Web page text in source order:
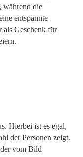
während die
entspannte
als Geschenk für
Hierbei ist es egal,
der Personen zeigt.
vom Bild